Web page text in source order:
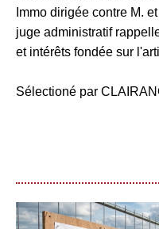
Immo dirigée contre M.
juge administratif
et intérêts fondée sur
Sélectioné par